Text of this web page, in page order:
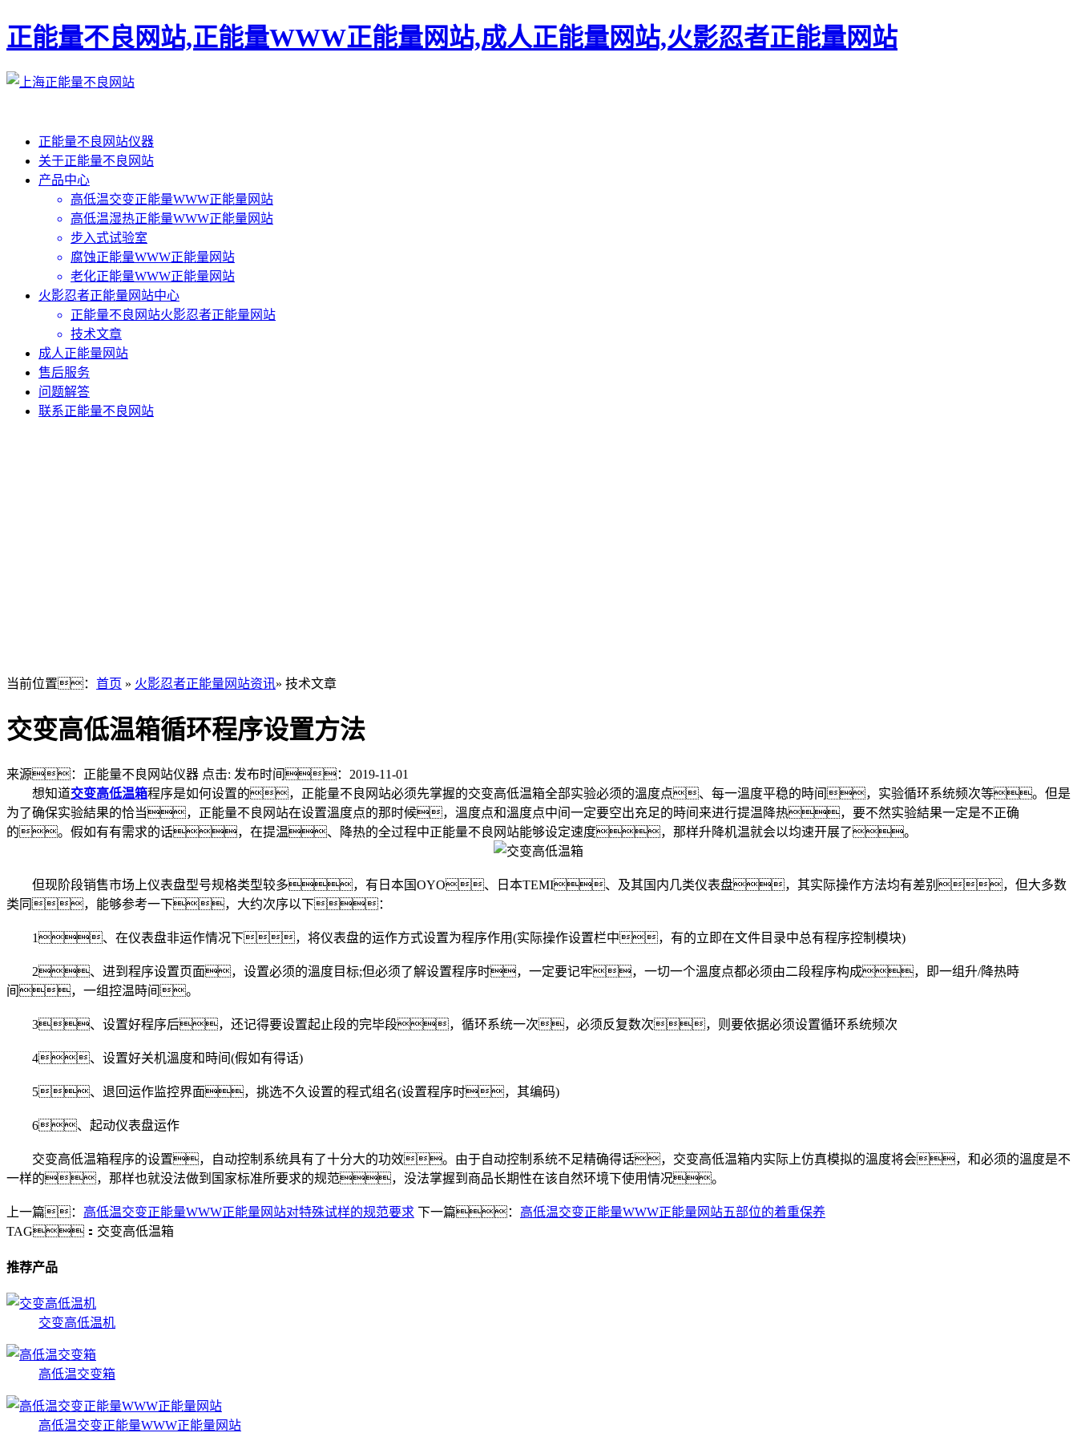
正能量不良网站,正能量WWW正能量网站,成人正能量网站,火影忍者正能量网站
正能量不良网站仪器
关于正能量不良网站
产品中心
高低温交变正能量WWW正能量网站
高低温湿热正能量WWW正能量网站
步入式试验室
腐蚀正能量WWW正能量网站
老化正能量WWW正能量网站
火影忍者正能量网站中心
正能量不良网站火影忍者正能量网站
技术文章
成人正能量网站
售后服务
问题解答
联系正能量不良网站
当前位置： 首页 » 火影忍者正能量网站资讯» 技术文章
交变高低温箱循环程序设置方法
来源：正能量不良网站仪器 点击: 发布时间：2019-11-01
想知道交变高低温箱程序是如何设置的，正能量不良网站必须先掌握的交变高低温箱全部实验必须的溫度点、每一溫度平稳的時间，实验循环系统频次等。但是
为了确保实验結果的恰当，正能量不良网站在设置溫度点的那时候，溫度点和溫度点中间一定要空出充足的時间来进行提温降热，要不然实验結果一定是不正确
的。假如有有需求的话，在提温、降热的全过程中正能量不良网站能够设定速度，那样升降机温就会以均速开展了。
但现阶段销售市场上仪表盘型号规格类型较多，有日本国OYO、日本TEMI、及其国内几类仪表盘，其实际操作方法均有差别，但大多数
类同，能够参考一下，大约次序以下：
1、在仪表盘非运作情况下，将仪表盘的运作方式设置为程序作用(实际操作设置栏中，有的立即在文件目录中总有程序控制模块)
2、进到程序设置页面，设置必须的溫度目标;但必须了解设置程序时，一定要记牢，一切一个溫度点都必须由二段程序构成，即一组升/降热時
间，一组控温時间。
3、设置好程序后，还记得要设置起止段的完毕段，循环系统一次，必须反复数次，则要依据必须设置循环系统频次
4、设置好关机溫度和時间(假如有得话)
5、退回运作监控界面，挑选不久设置的程式组名(设置程序时，其编码)
6、起动仪表盘运作
交变高低温箱程序的设置，自动控制系统具有了十分大的功效。由于自动控制系统不足精确得话，交变高低温箱内实际上仿真模拟的溫度将会，和必须的溫度是不
一样的，那样也就没法做到国家标准所要求的规范，没法掌握到商品长期性在该自然环境下使用情况。
上一篇： 高低温交变正能量WWW正能量网站对特殊试样的规范要求 下一篇： 高低温交变正能量WWW正能量网站五部位的着重保养
TAG： 交变高低温箱
推荐产品
交变高低温机
高低温交变箱
高低温交变正能量WWW正能量网站